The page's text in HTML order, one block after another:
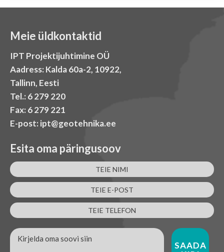
Meie üldkontaktid
IPT Projektijuhtimine OÜ
Aadress: Kalda 60a-2, 10922,
Tallinn, Eesti
Tel.: 6 279 220
Fax: 6 279 221
E-post: ipt@geotehnika.ee
Esita oma päringusoov